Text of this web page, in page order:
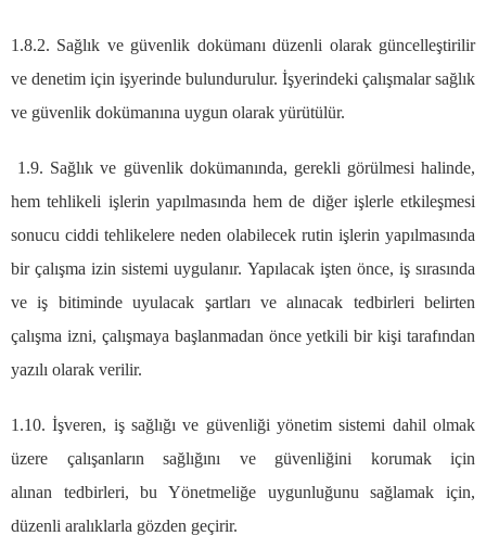
1.8.2. Sağlık ve güvenlik dokümanı düzenli olarak güncelleştirilir
ve denetim için işyerinde bulundurulur. İşyerindeki çalışmalar sağlık
ve güvenlik dokümanına uygun olarak yürütülür.
1.9. Sağlık ve güvenlik dokümanında, gerekli görülmesi halinde,
hem tehlikeli işlerin yapılmasında hem de diğer işlerle etkileşmesi
sonucu ciddi tehlikelere neden olabilecek rutin işlerin yapılmasında
bir çalışma izin sistemi uygulanır. Yapılacak işten önce, iş sırasında
ve iş bitiminde uyulacak şartları ve alınacak tedbirleri belirten
çalışma izni, çalışmaya başlanmadan önce yetkili bir kişi tarafından
yazılı olarak verilir.
1.10. İşveren, iş sağlığı ve güvenliği yönetim sistemi dahil olmak
üzere çalışanların sağlığını ve güvenliğini korumak için
alınan tedbirleri, bu Yönetmeliğe uygunluğunu sağlamak için,
düzenli aralıklarla gözden geçirir.